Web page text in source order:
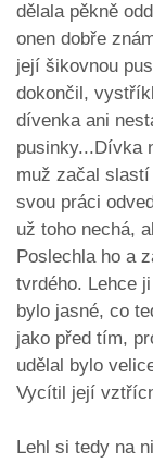
dělala pěkně
onen dobře
její šikovnou
dokončil,
dívenka ani
pusinky...Dívka
muž začal
svou práci
už toho nechá,
Poslechla ho a
tvrdého. Lehce
bylo jasné, co
jako před tím,
udělal bylo
Vycítil její
Lehl si tedy na